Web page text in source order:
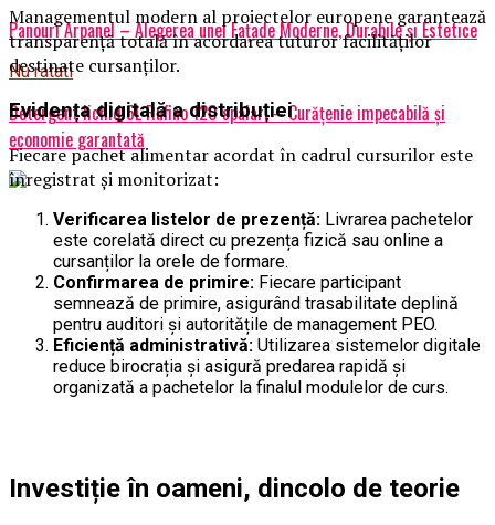
Panouri Arpanel – Alegerea unei Fațade Moderne, Durabile și Estetice
Nu ratati
Detergent lichid 5L Rufino 120 spalari – Curățenie impecabilă și
economie garantată
Managementul modern al proiectelor europene garantează
transparență totală în acordarea tuturor facilităților
destinate cursanților.
Evidența digitală a distribuției
Fiecare pachet alimentar acordat în cadrul cursurilor este
înregistrat și monitorizat:
Verificarea listelor de prezență: Livrarea pachetelor
este corelată direct cu prezența fizică sau online a
cursanților la orele de formare.
Confirmarea de primire: Fiecare participant
semnează de primire, asigurând trasabilitate deplină
pentru auditori și autoritățile de management PEO.
Eficiență administrativă: Utilizarea sistemelor digitale
reduce birocrația și asigură predarea rapidă și
organizată a pachetelor la finalul modulelor de curs.
Investiție în oameni, dincolo de teorie